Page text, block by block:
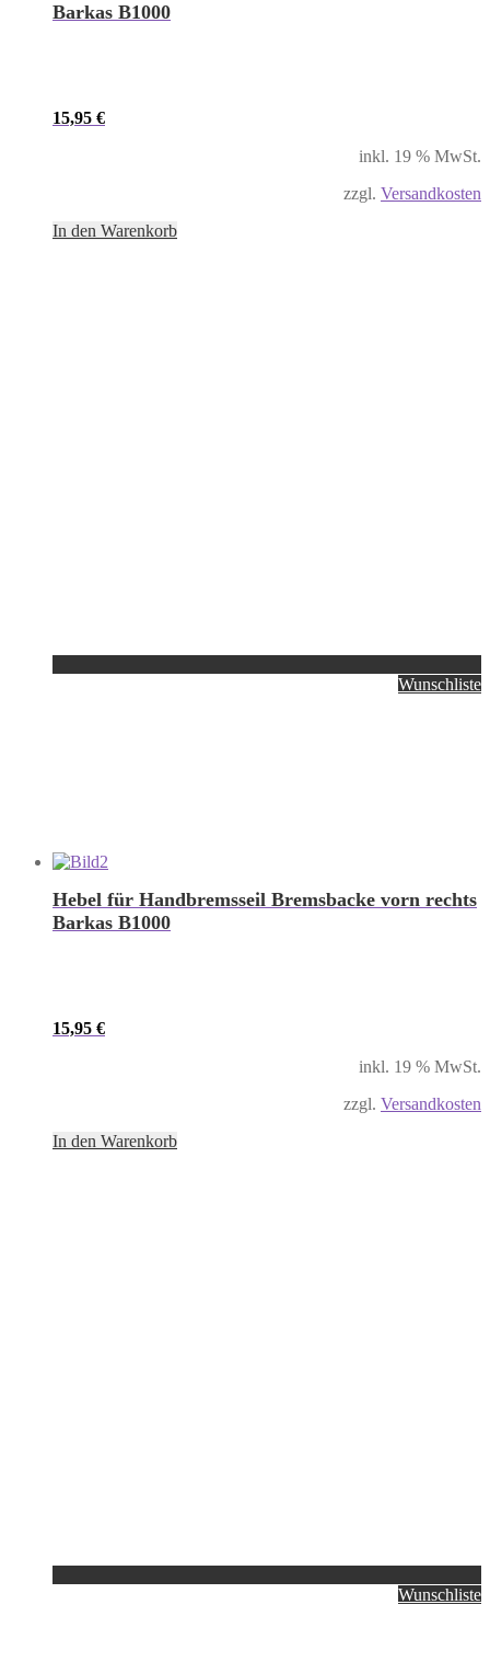
Barkas B1000
15,95 €
inkl. 19 % MwSt.
zzgl. Versandkosten
In den Warenkorb
Wunschliste
Hebel für Handbremsseil Bremsbacke vorn rechts
Barkas B1000
15,95 €
inkl. 19 % MwSt.
zzgl. Versandkosten
In den Warenkorb
Wunschliste